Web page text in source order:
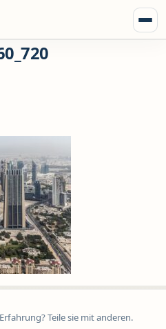
Teile sie mit anderen.